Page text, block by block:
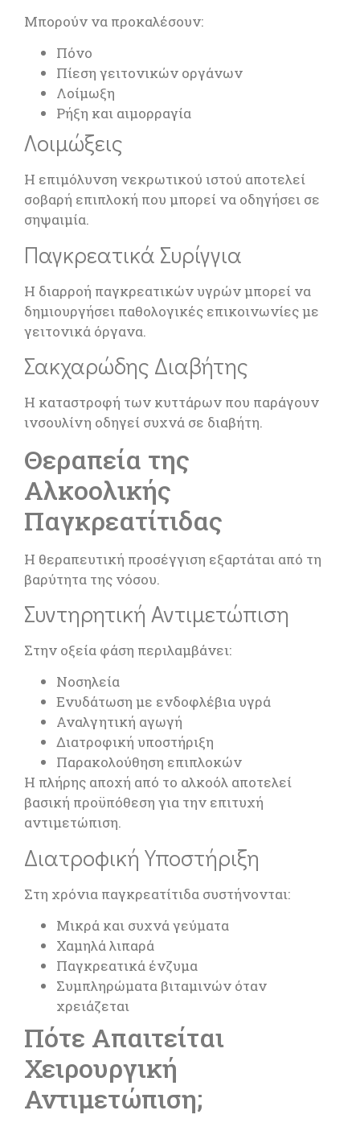
Μπορούν να προκαλέσουν:
Πόνο
Πίεση γειτονικών οργάνων
Λοίμωξη
Ρήξη και αιμορραγία
Λοιμώξεις
Η επιμόλυνση νεκρωτικού ιστού αποτελεί
σοβαρή επιπλοκή που μπορεί να οδηγήσει σε
σηψαιμία.
Παγκρεατικά Συρίγγια
Η διαρροή παγκρεατικών υγρών μπορεί να
δημιουργήσει παθολογικές επικοινωνίες με
γειτονικά όργανα.
Σακχαρώδης Διαβήτης
Η καταστροφή των κυττάρων που παράγουν
ινσουλίνη οδηγεί συχνά σε διαβήτη.
Θεραπεία της
Αλκοολικής
Παγκρεατίτιδας
Η θεραπευτική προσέγγιση εξαρτάται από τη
βαρύτητα της νόσου.
Συντηρητική Αντιμετώπιση
Στην οξεία φάση περιλαμβάνει:
Νοσηλεία
Ενυδάτωση με ενδοφλέβια υγρά
Αναλγητική αγωγή
Διατροφική υποστήριξη
Παρακολούθηση επιπλοκών
Η πλήρης αποχή από το αλκοόλ αποτελεί
βασική προϋπόθεση για την επιτυχή
αντιμετώπιση.
Διατροφική Υποστήριξη
Στη χρόνια παγκρεατίτιδα συστήνονται:
Μικρά και συχνά γεύματα
Χαμηλά λιπαρά
Παγκρεατικά ένζυμα
Συμπληρώματα βιταμινών όταν
χρειάζεται
Πότε Απαιτείται
Χειρουργική
Αντιμετώπιση;